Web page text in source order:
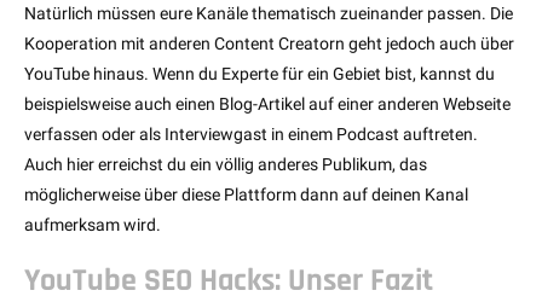
Natürlich müssen eure Kanäle thematisch zueinander passen. Die
Kooperation mit anderen Content Creatorn geht jedoch auch über
YouTube hinaus. Wenn du Experte für ein Gebiet bist, kannst du
beispielsweise auch einen Blog-Artikel auf einer anderen Webseite
verfassen oder als Interviewgast in einem Podcast auftreten.
Auch hier erreichst du ein völlig anderes Publikum, das
möglicherweise über diese Plattform dann auf deinen Kanal
aufmerksam wird.
YouTube SEO Hacks: Unser Fazit